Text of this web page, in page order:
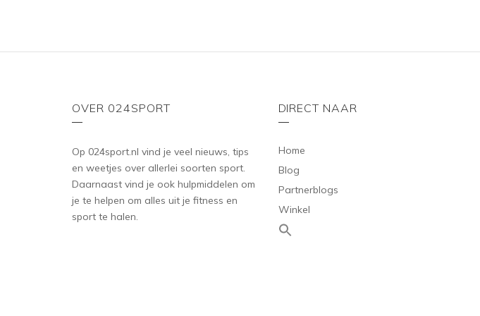
OVER 024SPORT
Op 024sport.nl vind je veel nieuws, tips
en weetjes over allerlei soorten sport.
Daarnaast vind je ook hulpmiddelen om
je te helpen om alles uit je fitness en
sport te halen.
DIRECT NAAR
Home
Blog
Partnerblogs
Winkel